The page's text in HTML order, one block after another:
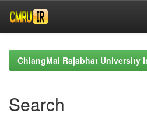
navigationChiangMai Rajabhat University
Search